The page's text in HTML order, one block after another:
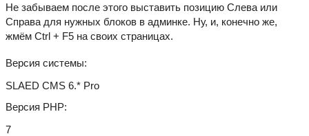
Не забываем после этого выставить позицию Слева или
Справа для нужных блоков в админке. Ну, и, конечно же,
жмём Ctrl + F5 на своих страницах.
Версия системы
SLAED CMS 6.* Pro
Версия PHP
7